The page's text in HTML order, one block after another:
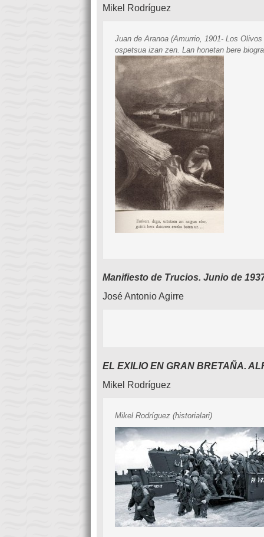
Mikel Rodríguez
Juan de Aranoa (Amurrio, 1901- Los
ospetsua izan zen. Lan honetan bere
Manifiesto de Trucios. Junio de
José Antonio Agirre
EL EXILIO EN GRAN BRETAÑA.
Mikel Rodríguez
Mikel Rodríguez (historialari)